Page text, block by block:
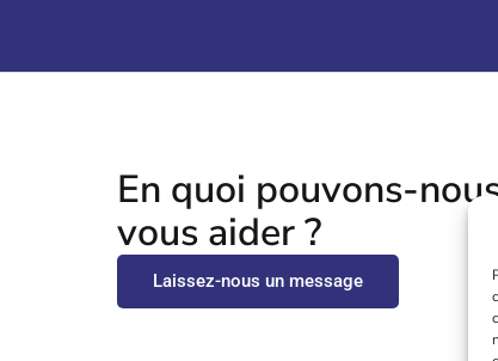
En quoi pouvons-
vous aider ?
Laissez-nous un message